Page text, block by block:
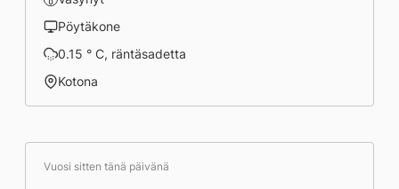
Pöytäkone
0.15 ° C, räntäsadetta
Kotona
Vuosi sitten tänä päivänä